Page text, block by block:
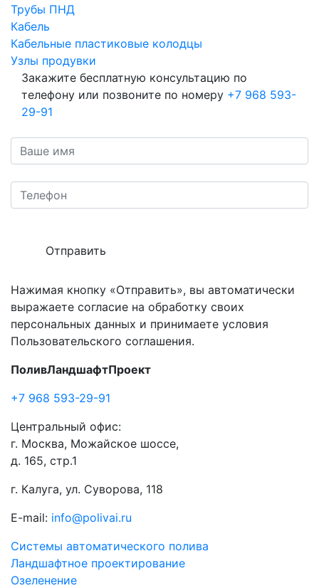
Трубы ПНД
Кабель
Кабельные пластиковые колодцы
Узлы продувки
Закажите бесплатную консультацию по
телефону или позвоните по номеру +7 968 593-
29-91
Отправить
Нажимая кнопку «Отправить», вы автоматически
выражаете согласие на обработку своих
персональных данных и принимаете условия
Пользовательского соглашения.
ПоливЛандшафтПроект
+7 968 593-29-91
Центральный офис:
г. Москва, Можайское шоссе,
д. 165, стр.1
г. Калуга, ул. Суворова, 118
E-mail: info@polivai.ru
Системы автоматического полива
Ландшафтное проектирование
Озеленение